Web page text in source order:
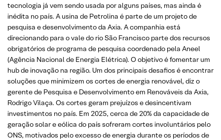
tecnologia já vem sendo usada por alguns países, mas ainda é
inédita no país. A usina de Petrolina é parte de um projeto de
pesquisa e desenvolvimento da Axia. A companhia está
direcionando para o vale do rio São Francisco parte dos recursos
obrigatórios de programa de pesquisa coordenado pela Aneel
(Agência Nacional de Energia Elétrica). O objetivo é fomentar um
hub de inovação na região. Um dos principais desafios é encontrar
soluções que minimizem os cortes de energia renovável, diz o
gerente de Pesquisa e Desenvolvimento em Renováveis da Axia,
Rodrigo Vilaça. Os cortes geram prejuízos e desincentivam
investimentos no país. Em 2025, cerca de 20% da capacidade de
geração solar e eólica do país sofreram cortes involuntários pelo
ONS, motivados pelo excesso de energia durante os períodos de